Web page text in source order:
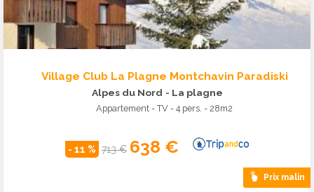
Village Club La Plagne Montchavin Paradiski
Alpes du Nord - La plagne
Appartement - TV - 4 pers. - 28m2
- 11 % 713 € 638 €
Prix malin